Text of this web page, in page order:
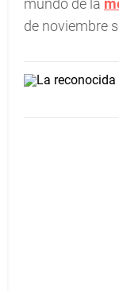
mundo de la
de noviembre